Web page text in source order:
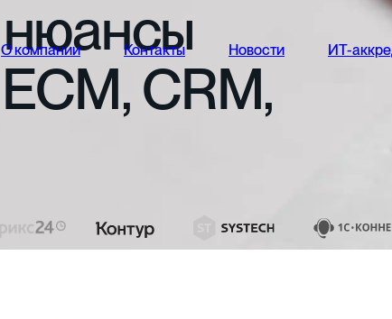
О компании Контакты Новости ИТ-
нюансы
ECM, CRM,